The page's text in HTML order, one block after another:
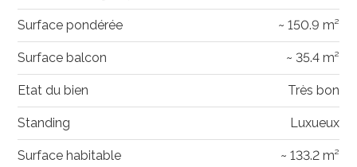
Surface pondérée ~ 150.9 m²
Surface balcon ~ 35.4 m²
Etat du bien Très bon
Standing Luxueux
Surface habitable ~ 133.2 m²